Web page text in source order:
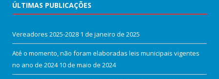
ÚLTIMAS PUBLICAÇÕES
Vereadores 2025-2028 1 de janeiro de 2025
Até o momento, não foram elaboradas leis municipais vigentes
no ano de 2024 10 de maio de 2024